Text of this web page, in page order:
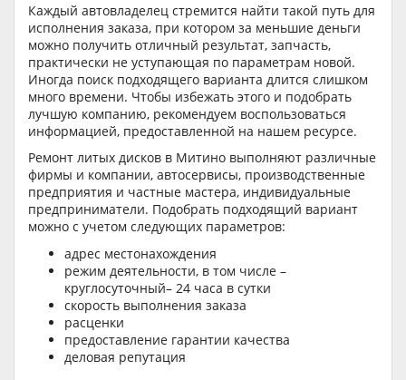
Каждый автовладелец стремится найти такой путь для
исполнения заказа, при котором за меньшие деньги
можно получить отличный результат, запчасть,
практически не уступающая по параметрам новой.
Иногда поиск подходящего варианта длится слишком
много времени. Чтобы избежать этого и подобрать
лучшую компанию, рекомендуем воспользоваться
информацией, предоставленной на нашем ресурсе.
Ремонт литых дисков в Митино выполняют различные
фирмы и компании, автосервисы, производственные
предприятия и частные мастера, индивидуальные
предприниматели. Подобрать подходящий вариант
можно с учетом следующих параметров:
адрес местонахождения
режим деятельности, в том числе –
круглосуточный– 24 часа в сутки
скорость выполнения заказа
расценки
предоставление гарантии качества
деловая репутация